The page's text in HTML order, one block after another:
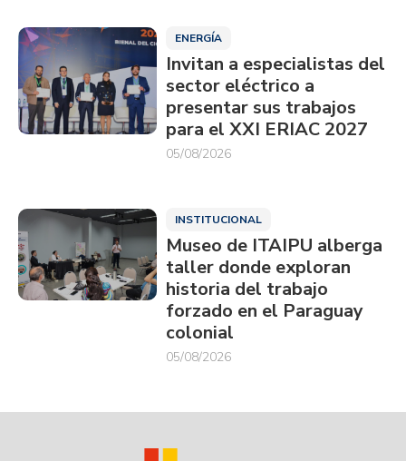
ENERGÍA
Invitan a especialistas del
sector eléctrico a
presentar sus trabajos
para el XXI ERIAC 2027
05/08/2026
INSTITUCIONAL
Museo de ITAIPU alberga
taller donde exploran
historia del trabajo
forzado en el Paraguay
colonial
05/08/2026